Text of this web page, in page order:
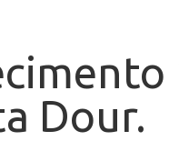
Dour.